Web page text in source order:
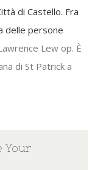
di Castello. Fra
delle persone
Lew op. È
di St Patrick a
Your